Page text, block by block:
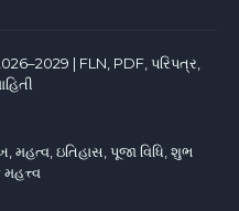
| FLN, PDF, પરિપત્ર,
મહત્વ, ઇતિહાસ, પૂજા વિધિ, શુભ